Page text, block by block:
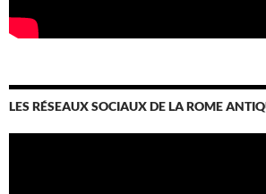
LES RÉSEAUX SOCIAUX DE LA ROME